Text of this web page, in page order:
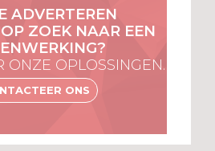
ADVERTEREN
ZOEK NAAR EEN
ONZE OPLOSSINGEN.
ONS